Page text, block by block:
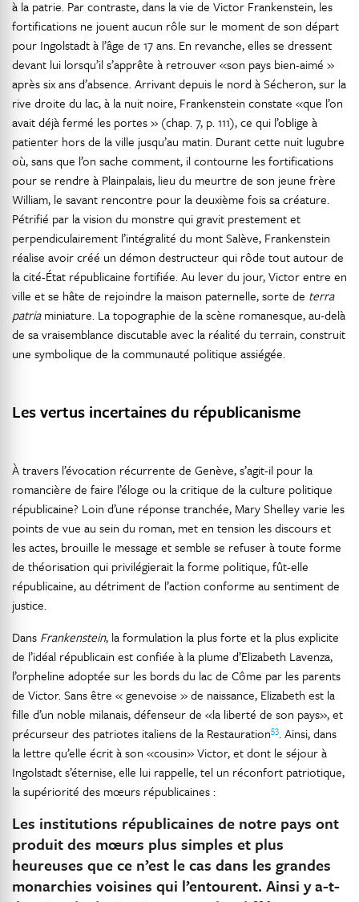
à la patrie. Par contraste, dans la vie de Victor Frankenstein, les
fortifications ne jouent aucun rôle sur le moment de son départ
pour Ingolstadt à l’âge de 17 ans. En revanche, elles se dressent
devant lui lorsqu’il s’apprête à retrouver «son pays bien-aimé »
après six ans d’absence. Arrivant depuis le nord à Sécheron, sur la
rive droite du lac, à la nuit noire, Frankenstein constate «que l’on
avait déjà fermé les portes » (chap. 7, p. 111), ce qui l’oblige à
patienter hors de la ville jusqu’au matin. Durant cette nuit lugubre
où, sans que l’on sache comment, il contourne les fortifications
pour se rendre à Plainpalais, lieu du meurtre de son jeune frère
William, le savant rencontre pour la deuxième fois sa créature.
Pétrifié par la vision du monstre qui gravit prestement et
perpendiculairement l’intégralité du mont Salève, Frankenstein
réalise avoir créé un démon destructeur qui rôde tout autour de
la cité-État républicaine fortifiée. Au lever du jour, Victor entre en
ville et se hâte de rejoindre la maison paternelle, sorte de terra
patriaminiature. La topographie de la scène romanesque, au-delà
de sa vraisemblance discutable avec la réalité du terrain, construit
une symbolique de la communauté politique assiégée.
Les vertus incertaines du républicanisme
À travers l’évocation récurrente de Genève, s’agit-il pour la
romancière de faire l’éloge ou la critique de la culture politique
républicaine? Loin d’une réponse tranchée, Mary Shelley varie les
points de vue au sein du roman, met en tension les discours et
les actes, brouille le message et semble se refuser à toute forme
de théorisation qui privilégierait la forme politique, fût-elle
républicaine, au détriment de l’action conforme au sentiment de
justice.
Dans Frankenstein, la formulation la plus forte et la plus explicite
de l’idéal républicain est confiée à la plume d’Elizabeth Lavenza,
l’orpheline adoptée sur les bords du lac de Côme par les parents
de Victor. Sans être « genevoise » de naissance, Elizabeth est la
fille d’un noble milanais, défenseur de «la liberté de son pays», et
précurseur des patriotes italiens de la Restauration53. Ainsi, dans
la lettre qu’elle écrit à son «cousin» Victor, et dont le séjour à
Ingolstadt s’éternise, elle lui rappelle, tel un réconfort patriotique,
la supériorité des mœurs républicaines :
Les institutions républicaines de notre pays ont
produit des mœurs plus simples et plus
heureuses que ce n’est le cas dans les grandes
monarchies voisines qui l’entourent. Ainsi y a-t-